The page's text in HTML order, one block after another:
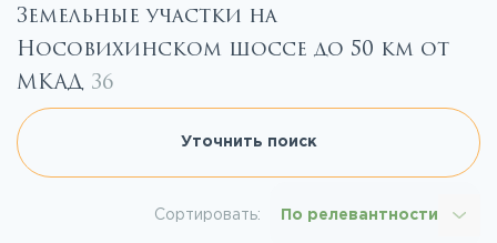
Земельные участки на
Носовихинском шоссе до 50 км от
МКАД 36
Уточнить поиск
Сортировать: По релевантности